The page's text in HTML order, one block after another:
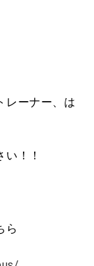
レーナー、は
！！
ら